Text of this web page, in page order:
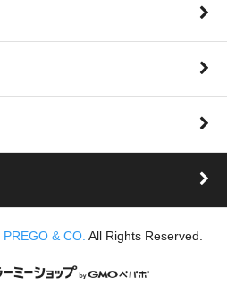
PREGO & CO. All Rights Reserved.